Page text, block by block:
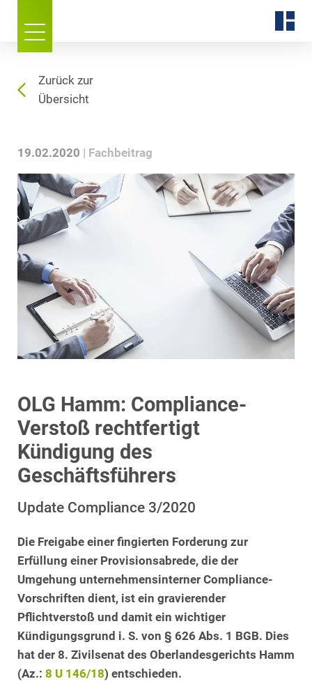
Zurück zur
Übersicht
19.02.2020 Fachbeitrag
OLG Hamm: Compliance-
Verstoß rechtfertigt
Kündigung des
Geschäftsführers
Update Compliance 3/2020
Die Freigabe einer fingierten Forderung zur
Erfüllung einer Provisionsabrede, die der
Umgehung unternehmensinterner Compliance-
Vorschriften dient, ist ein gravierender
Pflichtverstoß und damit ein wichtiger
Kündigungsgrund i. S. von § 626 Abs. 1 BGB. Dies
hat der 8. Zivilsenat des Oberlandesgerichts Hamm
(Az.: 8 U 146/18) entschieden.